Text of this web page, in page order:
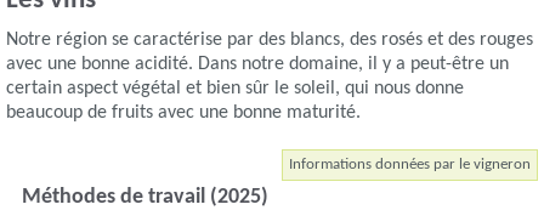
Notre région se caractérise par des blancs, des rosés et des rouges
avec une bonne acidité. Dans notre domaine, il y a peut-être un
certain aspect végétal et bien sûr le soleil, qui nous donne
beaucoup de fruits avec une bonne maturité.
Informations données par le vigneron
Méthodes de travail (2025)